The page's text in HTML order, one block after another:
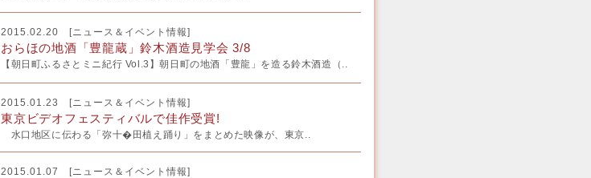
2015.02.20 [ニュース＆イベント情報]
おらほの地酒「豊龍蔵」鈴木酒造見学会 3/8
【朝日町ふるさとミニ紀行 Vol.3】朝日町の地酒「豊龍」を造る鈴木酒造（..
2015.01.23 [ニュース＆イベント情報]
東京ビデオフェスティバルで佳作受賞!
水口地区に伝わる「弥十�田植え踊り」をまとめた映像が、東京..
2015.01.07 [ニュース＆イベント情報]